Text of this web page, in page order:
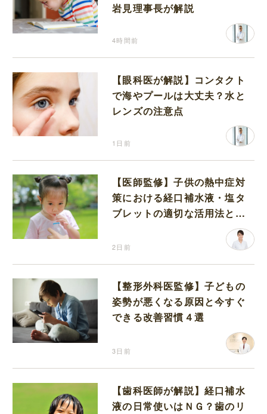
岩見理事長が解説
4時間前
【眼科医が解説】コンタクト
で海やプールは大丈夫？水と
レンズの注意点
1日前
【医師監修】子供の熱中症対
策における経口補水液・塩タ
ブレットの適切な活用法と水
2日前
【整形外科医監修】子どもの
姿勢が悪くなる原因と今すぐ
できる改善習慣４選
3日前
【歯科医師が解説】経口補水
液の日常使いはＮＧ？歯のリ